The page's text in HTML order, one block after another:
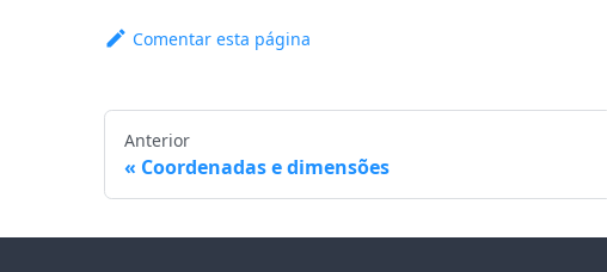
Comentar esta página
Anterior
Coordenadas e dimensões